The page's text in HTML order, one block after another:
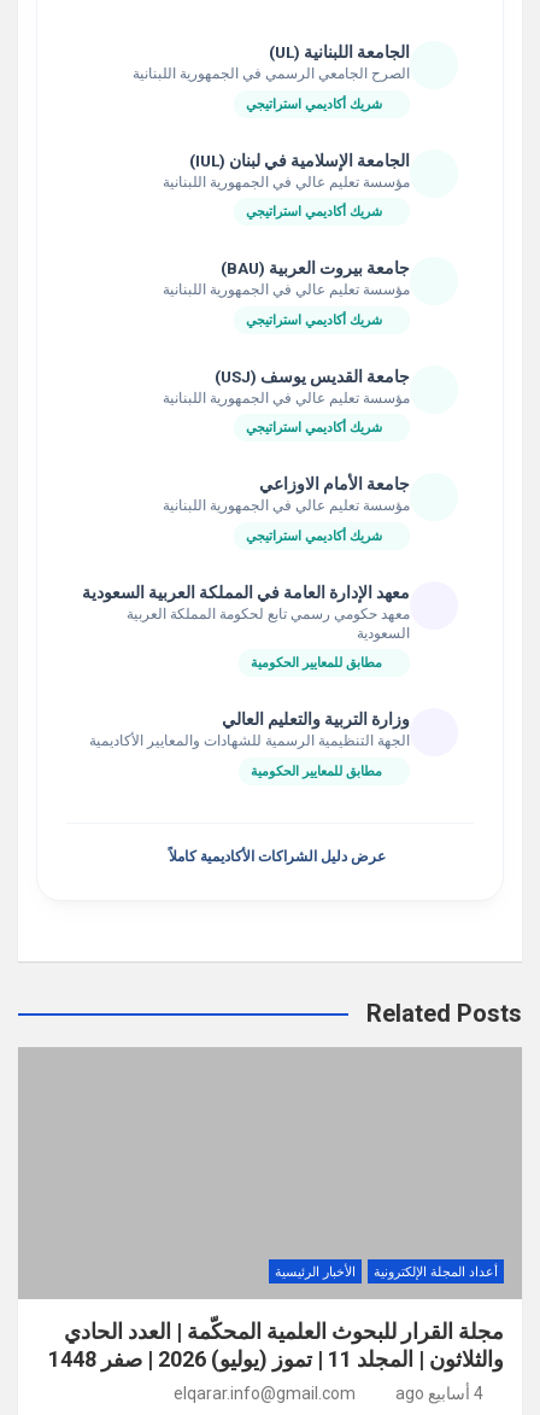
الجامعة اللبنانية (UL)
الصرح الجامعي الرسمي في الجمهورية اللبنانية
شريك أكاديمي استراتيجي
الجامعة الإسلامية في لبنان (IUL)
مؤسسة تعليم عالي في الجمهورية اللبنانية
شريك أكاديمي استراتيجي
جامعة بيروت العربية (BAU)
مؤسسة تعليم عالي في الجمهورية اللبنانية
شريك أكاديمي استراتيجي
جامعة القديس يوسف (USJ)
مؤسسة تعليم عالي في الجمهورية اللبنانية
شريك أكاديمي استراتيجي
جامعة الأمام الاوزاعي
مؤسسة تعليم عالي في الجمهورية اللبنانية
شريك أكاديمي استراتيجي
معهد الإدارة العامة في المملكة العربية السعودية
معهد حكومي رسمي تابع لحكومة المملكة العربية
السعودية
مطابق للمعايير الحكومية
وزارة التربية والتعليم العالي
الجهة التنظيمية الرسمية للشهادات والمعايير الأكاديمية
مطابق للمعايير الحكومية
عرض دليل الشراكات الأكاديمية كاملاً
Related Posts
أعداد المجلة الإلكترونية الأخبار الرئيسية
مجلة القرار للبحوث العلمية المحكّمة | العدد الحادي
والثلاثون | المجلد 11 | تموز (يوليو) 2026 | صفر 1448
4 أسابيع ago elqarar.info@gmail.com